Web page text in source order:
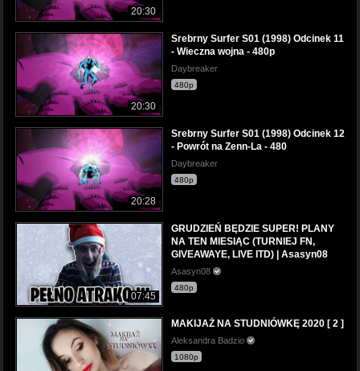
20:30
20:30
Srebrny Surfer S01 (1998) Odcinek 11
- Wieczna wojna - 480p
Daybreaker
480p
20:28
Srebrny Surfer S01 (1998) Odcinek 12
- Powrót na Zenn-La - 480
Daybreaker
480p
07:45
GRUDZIEŃ BĘDZIE SUPER! PLANY
NA TEN MIESIĄC (TURNIEJ FN,
GIVEAWAYE, LIVE ITD) | Asasyn08
Asasyn08
480p
MAKIJAŻ NA STUDNIÓWKĘ 2020 [ 2 ]
Aleksandra Badzio
1080p